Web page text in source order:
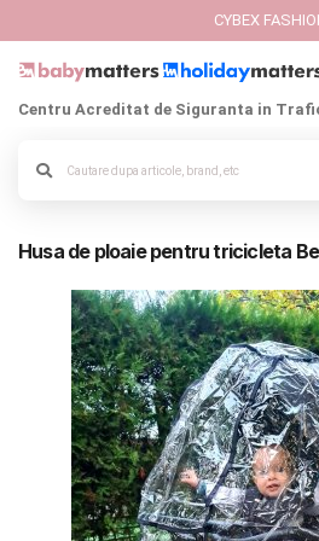
Italbaby Collections
Branduri
CARUCIOARE COPII
SCAUNE AUTO
SCOICI AUTO
CYBEX
Centru Acreditat de Siguranta in
Husa de ploaie pentru tricicleta